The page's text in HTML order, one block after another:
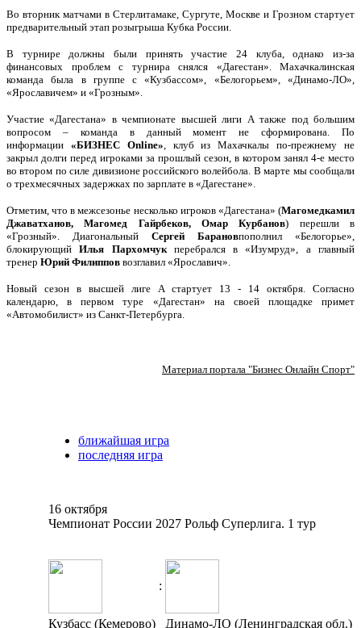
Во вторник матчами в Стерлитамаке, Сургуте, Москве и Грозном стартует
предварительный этап розыгрыша Кубка России.
В турнире должны были принять участие 24 клуба, однако из-за
финансовых проблем с турнира снялся «Дагестан». Махачкалинская
команда была в группе с «Кузбассом», «Белогорьем», «Динамо-ЛО»,
«Ярославичем» и «Грозным».
Участие «Дагестана» в чемпионате высшей лиги А также под большим
вопросом – команда в данный момент не сформирована. По
информации «БИЗНЕС Online», клуб из Махачкалы по-прежнему не
закрыл долги перед игроками за прошлый сезон, в котором занял 4-е место
во втором по силе дивизионе российского волейбола. В марте мы сообщали
о трехмесячных задержках по зарплате в «Дагестане».
Отметим, что в межсезонье несколько игроков «Дагестана» (Магомедкамил
Джаватханов, Магомед Гайрбеков, Омар Курбанов) перешли в
«Грозный». Диагональный Сергей Барановпополнил «Белогорье»,
блокирующийИлья Пархомчукперебрался в «Изумруд», а главный
тренер Юрий Филиппов возглавил «Ярославич».
Новый сезон в высшей лиге А стартует 13 - 14 октября. Согласно
календарю, в первом туре «Дагестан» на своей площадке примет
«Автомобилист» из Санкт-Петербурга.
Материал портала "Бизнес Онлайн Спорт"
ближайшая игра
последняя игра
16 октября
Чемпионат России 2027 Рольф Суперлига. 1 тур
:
Кузбасс (Кемерово) Динамо-ЛО (Ленинградская обл.)